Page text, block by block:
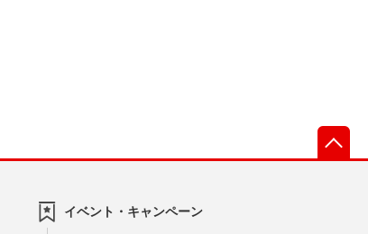
イベント・キャンペーン